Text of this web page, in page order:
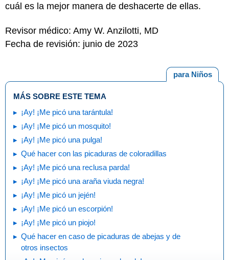
cuál es la mejor manera de deshacerte de ellas.
Revisor médico: Amy W. Anzilotti, MD
Fecha de revisión: junio de 2023
para Niños
MÁS SOBRE ESTE TEMA
¡Ay! ¡Me picó una tarántula!
¡Ay! ¡Me picó un mosquito!
¡Ay! ¡Me picó una pulga!
Qué hacer con las picaduras de coloradillas
¡Ay! ¡Me picó una reclusa parda!
¡Ay! ¡Me picó una araña viuda negra!
¡Ay! ¡Me picó un jején!
¡Ay! ¡Me picó un escorpión!
¡Ay! ¡Me picó un piojo!
Qué hacer en caso de picaduras de abejas y de
otros insectos